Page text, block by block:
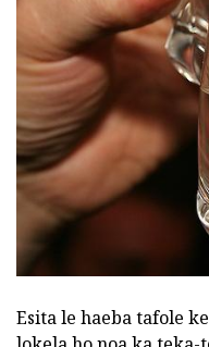
Esita le haeba tafole